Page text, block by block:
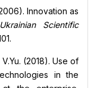
Innovation as
Scientific
(2018). Use of
in the